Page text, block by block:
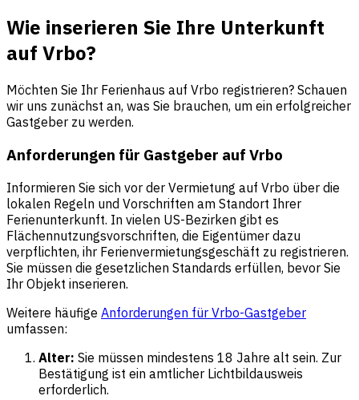
Wie inserieren Sie Ihre Unterkunft
auf Vrbo?
Möchten Sie Ihr Ferienhaus auf Vrbo registrieren? Schauen
wir uns zunächst an, was Sie brauchen, um ein erfolgreicher
Gastgeber zu werden.
Anforderungen für Gastgeber auf Vrbo
Informieren Sie sich vor der Vermietung auf Vrbo über die
lokalen Regeln und Vorschriften am Standort Ihrer
Ferienunterkunft. In vielen US-Bezirken gibt es
Flächennutzungsvorschriften, die Eigentümer dazu
verpflichten, ihr Ferienvermietungsgeschäft zu registrieren.
Sie müssen die gesetzlichen Standards erfüllen, bevor Sie
Ihr Objekt inserieren.
Weitere häufige Anforderungen für Vrbo-Gastgeber
umfassen:
Alter: Sie müssen mindestens 18 Jahre alt sein. Zur
Bestätigung ist ein amtlicher Lichtbildausweis
erforderlich.